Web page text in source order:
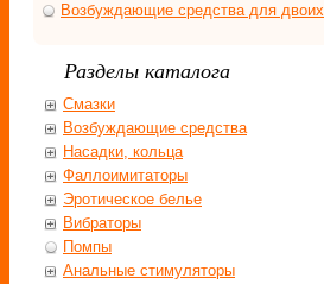
Возбуждающие средства для двоих
Разделы каталога
Смазки
Возбуждающие средства
Насадки, кольца
Фаллоимитаторы
Эротическое белье
Вибраторы
Помпы
Анальные стимуляторы